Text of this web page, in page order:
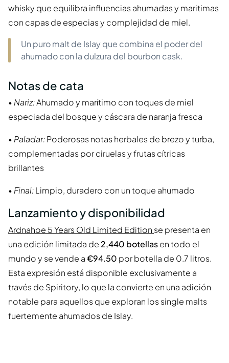
whisky que equilibra influencias ahumadas y maritimas
con capas de especias y complejidad de miel.
Un puro malt de Islay que combina el poder del
ahumado con la dulzura del bourbon cask.
Notas de cata
• Nariz:Ahumado y marítimo con toques de miel
especiada del bosque y cáscara de naranja fresca
• Paladar:Poderosas notas herbales de brezo y turba,
complementadas por ciruelas y frutas cítricas
brillantes
• Final:Limpio, duradero con un toque ahumado
Lanzamiento y disponibilidad
Ardnahoe 5 Years Old Limited Edition se presenta en
una edición limitada de 2,440 botellasen todo el
mundo y se vende a€94.50 por botella de 0.7 litros.
Esta expresión está disponible exclusivamente a
través de Spiritory, lo que la convierte en una adición
notable para aquellos que exploran los single malts
fuertemente ahumados de Islay.